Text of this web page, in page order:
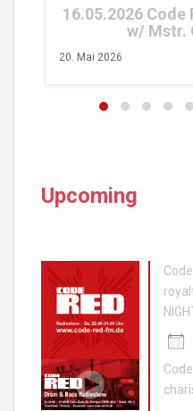
16.05.2026 Code Red
w/ Mstr.
20. Mai 2026
Upcoming